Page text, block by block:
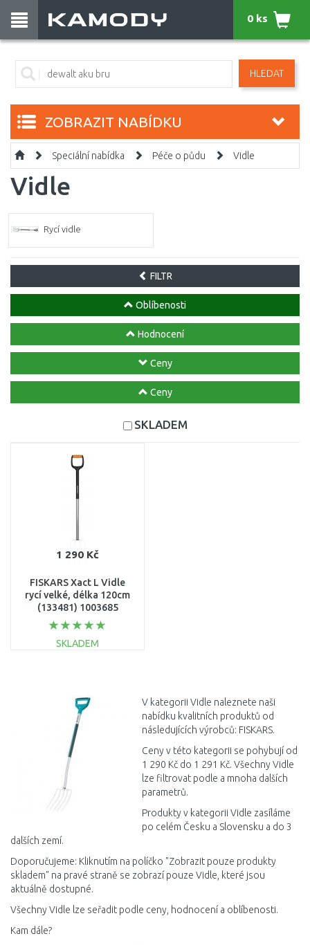
HLEDAT
0 ks
ZOBRAZIT NABÍDKU
Speciální nabídka Péče o půdu Vidle
Vidle
Rycí vidle
FILTR
Oblíbenosti
Hodnocení
Ceny
Ceny
SKLADEM
1 290 Kč
FISKARS Xact L Vidle
rycí velké, délka 120cm
(133481) 1003685
SKLADEM
Porovnat
V kategorii Vidle naleznete naši
nabídku kvalitních produktů od
následujících výrobců: FISKARS.
Ceny v této kategorii se pohybují od
1 290 Kč do 1 291 Kč. Všechny Vidle
lze filtrovat podle a mnoha dalších
parametrů.
Produkty v kategorii Vidle zasíláme
po celém Česku a Slovensku a do 3
dalších zemí.
Doporučujeme: Kliknutím na políčko "Zobrazit pouze produkty
skladem" na pravé straně se zobrazí pouze Vidle, které jsou
aktuálně dostupné.
Všechny Vidle lze seřadit podle ceny, hodnocení a oblíbenosti.
Kam dále?